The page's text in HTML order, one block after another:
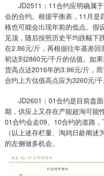
JD2511：11合约应明确属于
会的合约。根据平衡表，11月是
格也可能会出现年前的低点。假
见顶，随后按照历史平均跌幅下
在2.86元/斤，再根据往年基差
初达到2860元/千斤的估值。如
货高点达2016年的3.96元/斤，
合约上方估值高点应为3260元/千
JD2601：01合约是目前盘面
期，供应上又存在产能超淘可能
01合约会走09、10合约的道路
（以上述存栏量、淘鸡日龄阐
的左侧做多机会。